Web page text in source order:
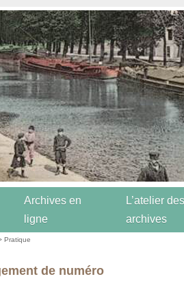
Archives en
ligne
L’atelier des
archives
Pratique
de numéro